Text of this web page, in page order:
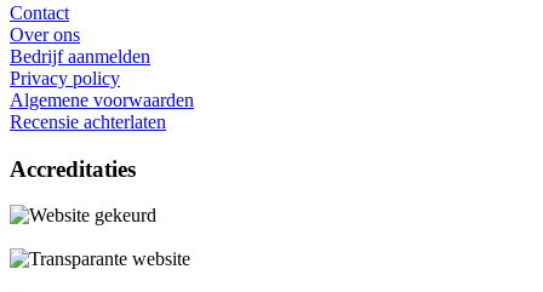
Contact
Over ons
Bedrijf aanmelden
Privacy policy
Algemene voorwaarden
Recensie achterlaten
Accreditaties